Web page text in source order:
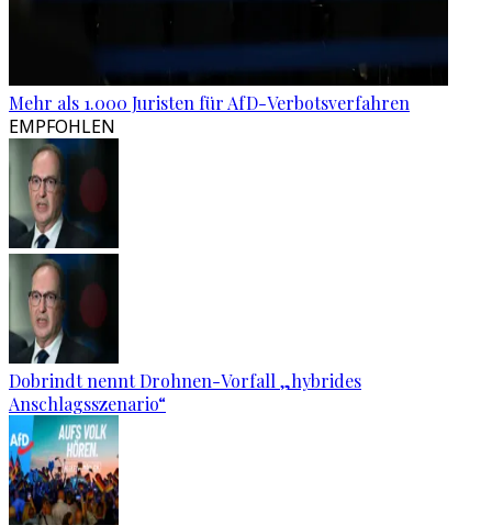
Mehr als 1.000 Juristen für AfD-Verbotsverfahren
EMPFOHLEN
Dobrindt nennt Drohnen-Vorfall „hybrides
Anschlagsszenario“